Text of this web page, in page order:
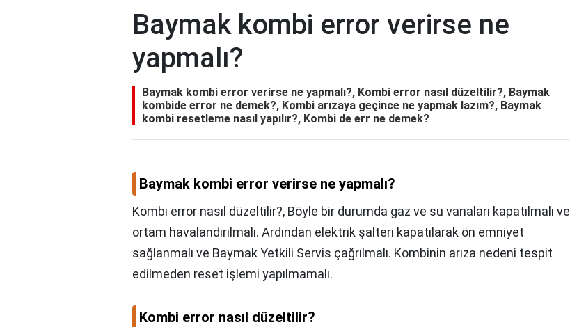
Baymak kombi error verirse ne
yapmalı?
Baymak kombi error verirse ne yapmalı?, Kombi error nasıl düzeltilir?, Baymak
kombide error ne demek?, Kombi arızaya geçince ne yapmak lazım?, Baymak
kombi resetleme nasıl yapılır?, Kombi de err ne demek?
Baymak kombi error verirse ne yapmalı?
Kombi error nasıl düzeltilir?, Böyle bir durumda gaz ve su vanaları kapatılmalı ve
ortam havalandırılmalı. Ardından elektrik şalteri kapatılarak ön emniyet
sağlanmalı ve Baymak Yetkili Servis çağrılmalı. Kombinin arıza nedeni tespit
edilmeden reset işlemi yapılmamalı.
Kombi error nasıl düzeltilir?